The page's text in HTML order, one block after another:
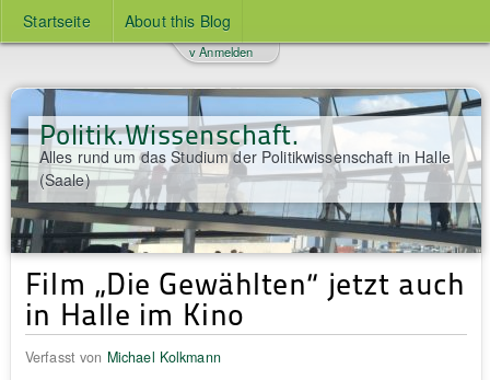
Startseite About this Blog
Politik.Wissenschaft.
Alles rund um das Studium der Politikwissenschaft in Halle
(Saale)
v Anmelden
Film „Die Gewählten“ jetzt auch
in Halle im Kino
Verfasst von Michael Kolkmann